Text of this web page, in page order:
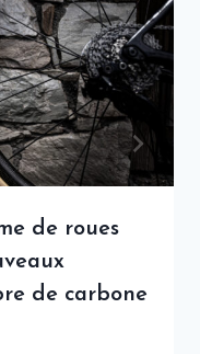
de roues
de carbone